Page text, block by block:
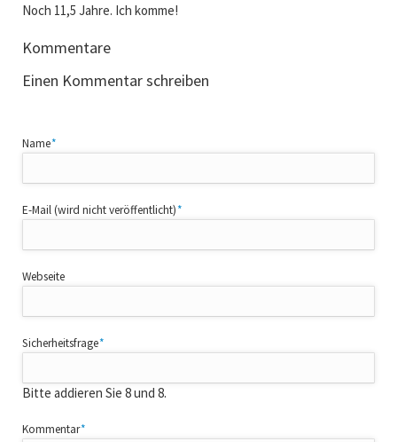
Noch 11,5 Jahre. Ich komme!
Kommentare
Einen Kommentar schreiben
Pflichtfeld
Name*
Pflichtfeld
E-Mail (wird nicht veröffentlicht)*
Webseite
Pflichtfeld
Sicherheitsfrage*
Bitte addieren Sie 8 und 8.
Pflichtfeld
Kommentar*